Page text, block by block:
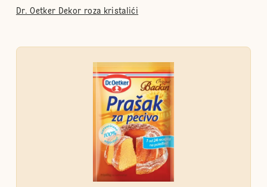
Dr. Oetker Dekor roza kristalići